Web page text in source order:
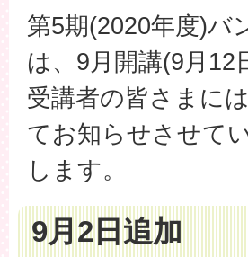
第5期(2020年度)バ
は、9月開講(9月
受講者の皆さまに
てお知らせさせて
します。
9月2日追加